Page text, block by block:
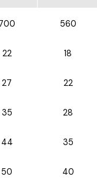
CUMMINS
FPT - Iveco
Perkins
VOLVO
YANGDONG
560
22 18
27 22
35 28
44 35
50 40